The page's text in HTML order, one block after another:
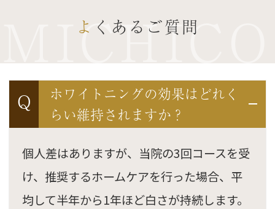
よくあるご質問
MICHICO
Q
ホワイトニングの効果はどれく
らい維持されますか？
個人差はありますが、当院の3回コースを受
け、推奨するホームケアを行った場合、平
均して半年から1年ほど白さが持続します。